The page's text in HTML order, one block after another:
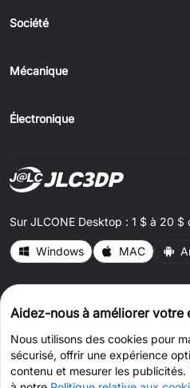
Société
Mécanique
Électronique
Sur JLCONE Desktop : 1 $ à 20 $
Windows MAC
Aidez-nous à améliorer votre
Nous utilisons des cookies pour
sécurisé, offrir une expérience
contenu et mesurer les